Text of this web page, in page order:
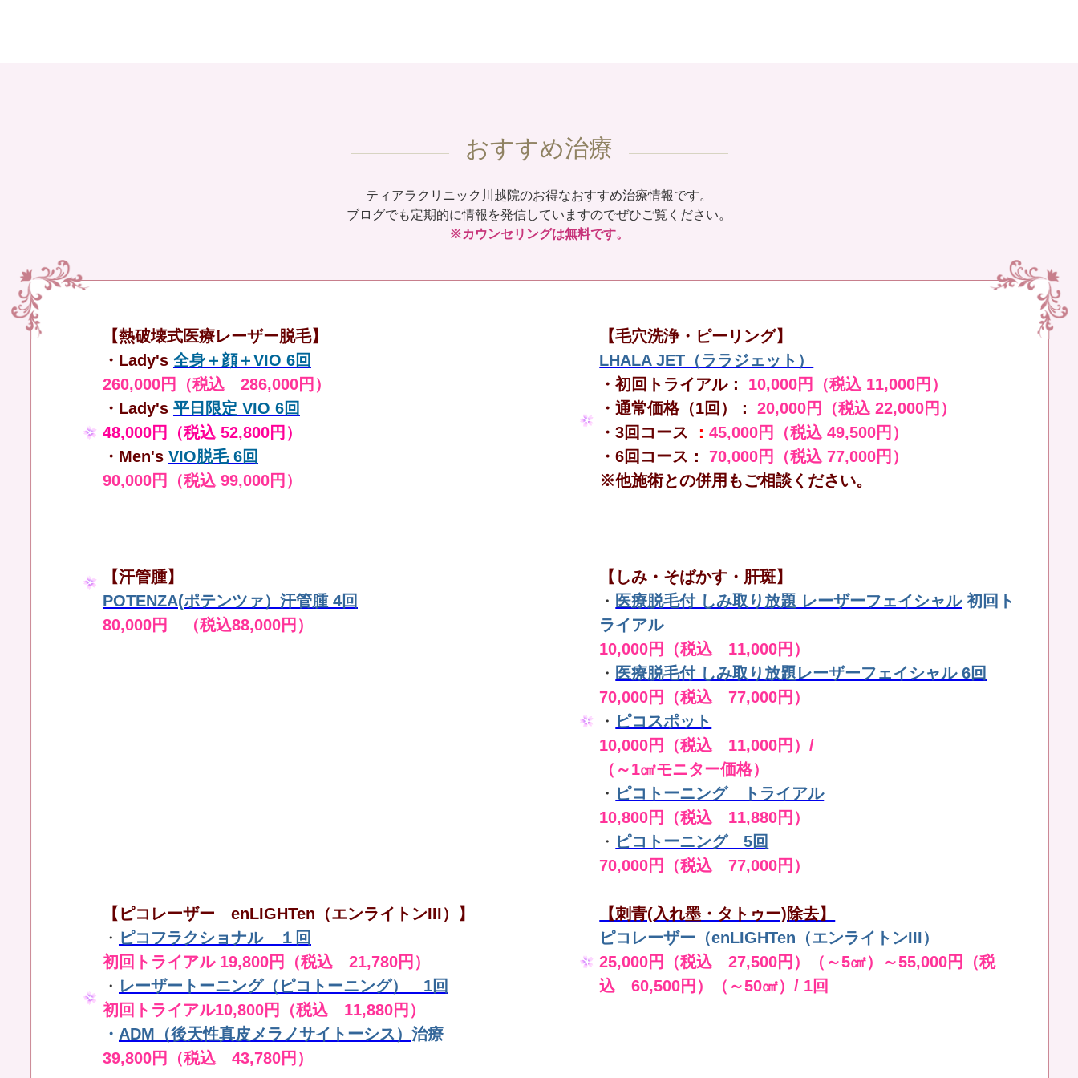
おすすめ治療
ティアラクリニック川越院のお得なおすすめ治療情報です。
ブログでも定期的に情報を発信していますのでぜひご覧ください。
※カウンセリングは無料です。
【熱破壊式医療レーザー脱毛】
・Lady's 全身＋顔＋VIO 6回
260,000円（税込 286,000円）
・Lady's 平日限定 VIO 6回
48,000円（税込 52,800円）
・Men's VIO脱毛 6回
90,000円（税込 99,000円）
【毛穴洗浄・ピーリング】
LHALA JET（ララジェット）
・初回トライアル： 10,000円（税込 11,000円）
・通常価格（1回）：
20,000円（税込 22,000円）
・3回コース ：45,000円（税込 49,500円）
・6回コース：
70,000円（税込 77,000円）
※他施術との併用もご相談ください。
【汗管腫】
POTENZA(ポテンツァ）汗管腫 4回
80,000円 （税込88,000円）
【しみ・そばかす・肝斑】
・ 医療脱毛付 しみ取り放題 レーザーフェイシャル 初回ト
ライアル
10,000円（税込 11,000円）
・ 医療脱毛付 しみ取り放題レーザーフェイシャル 6回
70,000円（税込 77,000円）
・ ピコスポット
10,000円（税込 11,000円）/
（～1㎠モニター価格）
・ ピコトーニング トライアル
10,800円（税込 11,880円）
・ ピコトーニング 5回
70,000円（税込 77,000円）
【ピコレーザー enLIGHTen（エンライトンIII）】
・ ピコフラクショナル １回
初回トライアル 19,800円（税込 21,780円）
・ レーザートーニング（ピコトーニング） 1回
初回トライアル10,800円（税込 11,880円）
・ ADM（後天性真皮メラノサイトーシス） 治療
39,800円（税込 43,780円）
【刺青(入れ墨・タトゥー)除去】
ピコレーザー（enLIGHTen（エンライトンIII）
25,000円（税込 27,500円）（～5㎠）～55,000円（税
込 60,500円）（～50㎠）/ 1回